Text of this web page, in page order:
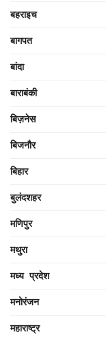
बहराइच
बागपत
बांदा
बाराबंकी
बिज़नेस
बिजनौर
बिहार
बुलंदशहर
मणिपुर
मथुरा
मध्य प्रदेश
मनोरंजन
महाराष्ट्र